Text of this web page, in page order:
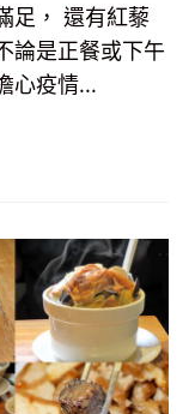
足， 還有紅藜
論是正餐或下午
心疫情...